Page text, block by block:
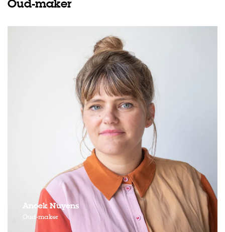
Oud-maker
Anoek Nuyens
Oud-maker